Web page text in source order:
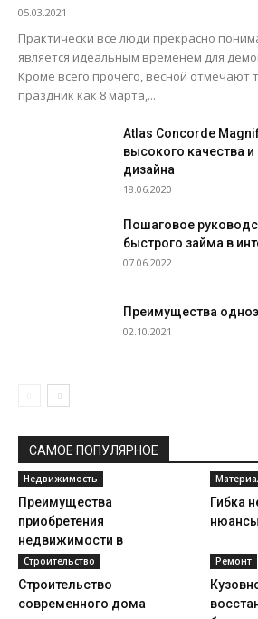
05.03.2021
Практически все люди прекрасно
является идеальным временем для
Кроме всего прочего, весной отмечают
праздник как 8 марта,...
Atlas Concorde
высокого качества
дизайна
18.06.2020
Пошаговое
быстрого займа в
07.06.2022
Преимущества
02.10.2021
САМОЕ ПОПУЛЯРНОЕ
Недвижимость
Преимущества
приобретения
недвижимости в
новостройке
Гибка
Строительство
Строительство
современного дома
Ремонт